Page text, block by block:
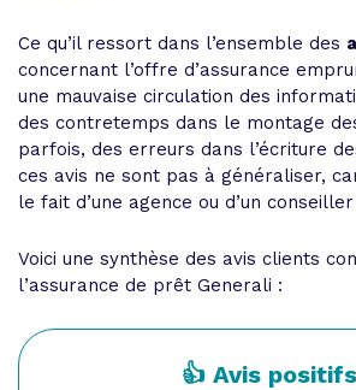
Ce qu’il ressort dans l’ensemble des
concernant l’offre d’assurance
une mauvaise circulation des
des contretemps dans le montage
parfois, des erreurs dans l’écriture
ces avis ne sont pas à généraliser,
le fait d’une agence ou d’un
Voici une synthèse des avis clients
l’assurance de prêt Generali :
👍 Avis positifs